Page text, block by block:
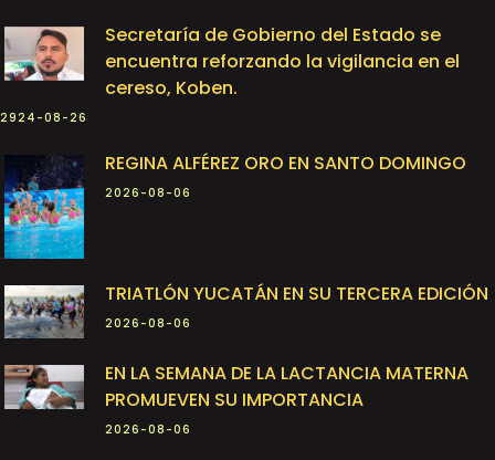
Secretaría de Gobierno del Estado se
encuentra reforzando la vigilancia en el
cereso, Koben.
2924-08-26
REGINA ALFÉREZ ORO EN SANTO DOMINGO
2026-08-06
TRIATLÓN YUCATÁN EN SU TERCERA EDICIÓN
2026-08-06
EN LA SEMANA DE LA LACTANCIA MATERNA
PROMUEVEN SU IMPORTANCIA
2026-08-06